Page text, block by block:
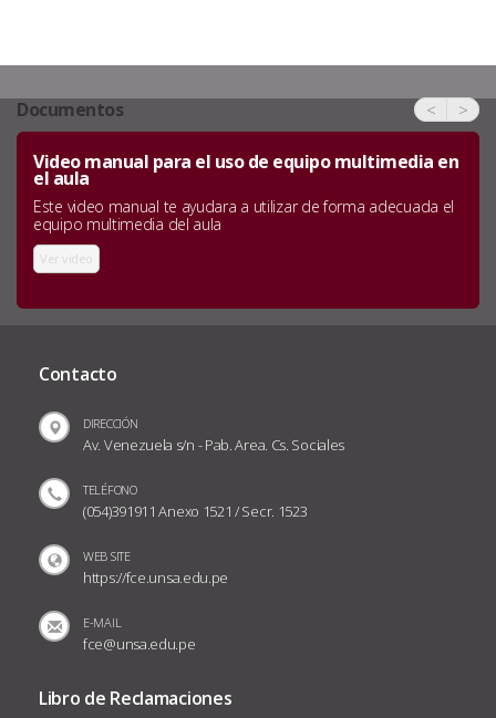
Documentos < >
Video manual para el uso de equipo multimedia en
el aula
Este video manual te ayudara a utilizar de forma adecuada el
equipo multimedia del aula
Ver video
Contacto
DIRECCIÓN
Av. Venezuela s/n - Pab. Area. Cs. Sociales
TELÉFONO
(054)391911 Anexo 1521 / Secr. 1523
WEB SITE
https://fce.unsa.edu.pe
E-MAIL
fce@unsa.edu.pe
Libro de Reclamaciones